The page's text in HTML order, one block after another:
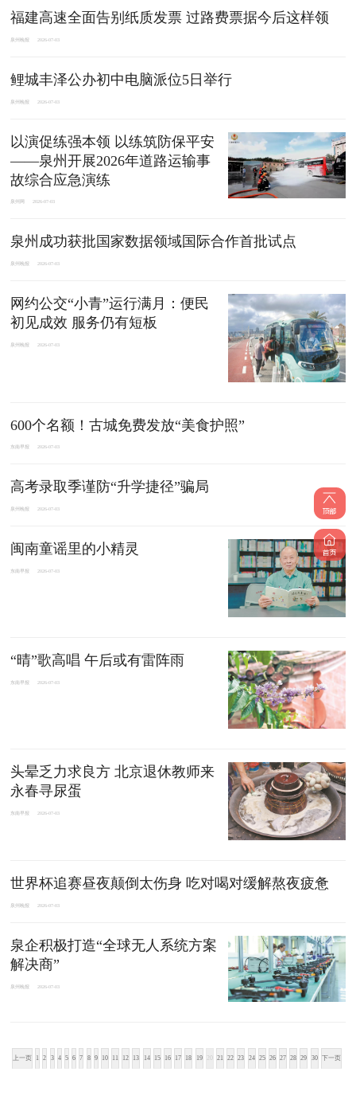
福建高速全面告别纸质发票 过路费票据今后这样领
泉州晚报 2026-07-03
鲤城丰泽公办初中电脑派位5日举行
泉州晚报 2026-07-03
以演促练强本领 以练筑防保平安
——泉州开展2026年道路运输事
故综合应急演练
泉州网 2026-07-03
泉州成功获批国家数据领域国际合作首批试点
泉州晚报 2026-07-03
网约公交“小青”运行满月：便民
初见成效 服务仍有短板
泉州晚报 2026-07-03
600个名额！古城免费发放“美食护照”
东南早报 2026-07-03
高考录取季谨防“升学捷径”骗局
泉州晚报 2026-07-03
闽南童谣里的小精灵
东南早报 2026-07-03
“晴”歌高唱 午后或有雷阵雨
东南早报 2026-07-03
头晕乏力求良方 北京退休教师来
永春寻尿蛋
东南早报 2026-07-03
世界杯追赛昼夜颠倒太伤身 吃对喝对缓解熬夜疲惫
泉州晚报 2026-07-03
泉企积极打造“全球无人系统方案
解决商”
泉州晚报 2026-07-03
上一页 1 2 3 4 5 6 7 8 9 10 11 12 13 14 15 16 17 18 19 21 22 23 24 25 26 27 28 29 30 下一页